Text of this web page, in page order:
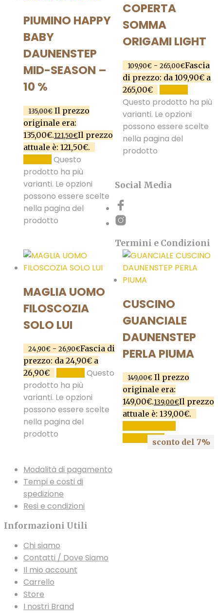
PIUMINO HAPPY
BABY
DAUNENSTEP
MID-SEASON –
10 %
135,00€ Il prezzo
originale era:
135,00€.121,50€Il prezzo
attuale è: 121,50€.
Questo
prodotto ha più
varianti. Le opzioni
possono essere scelte
nella pagina del
prodotto
COPERTA
SOMMA
ORIGAMI LIGHT
109,90€ - 265,00€Fascia
di prezzo: da 109,90€ a
265,00€
Questo prodotto ha più
varianti. Le opzioni
possono essere scelte
nella pagina del
prodotto
MAGLIA UOMO
FILOSCOZIA
SOLO LUI
24,90€ - 26,90€Fascia di
prezzo: da 24,90€ a
26,90€
Questo
prodotto ha più
varianti. Le opzioni
possono essere scelte
nella pagina del
prodotto
CUSCINO
GUANCIALE
DAUNENSTEP
PERLA PIUMA
149,00€ Il prezzo
originale era:
149,00€.139,00€Il prezzo
attuale è: 139,00€.
CARRELLOsconto del 7%
Social Media
Termini e Condizioni
Modalità di pagamento
Tempi e costi di
spedizione
Resi e condizioni
Informazioni Utili
Chi siamo
Contatti / Dove Siamo
Il mio account
Carrello
Store
I nostri Brand